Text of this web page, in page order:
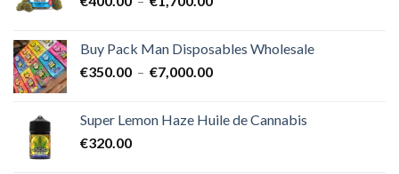
€400.00
à
Buy Pack Man Disposables Wholesale
€350.00 – €7,000.00Plage
€350.00
Super Lemon Haze Huile de Cannabis
€320.00